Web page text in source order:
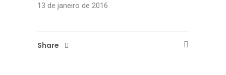
13 de janeiro de 2016
Share